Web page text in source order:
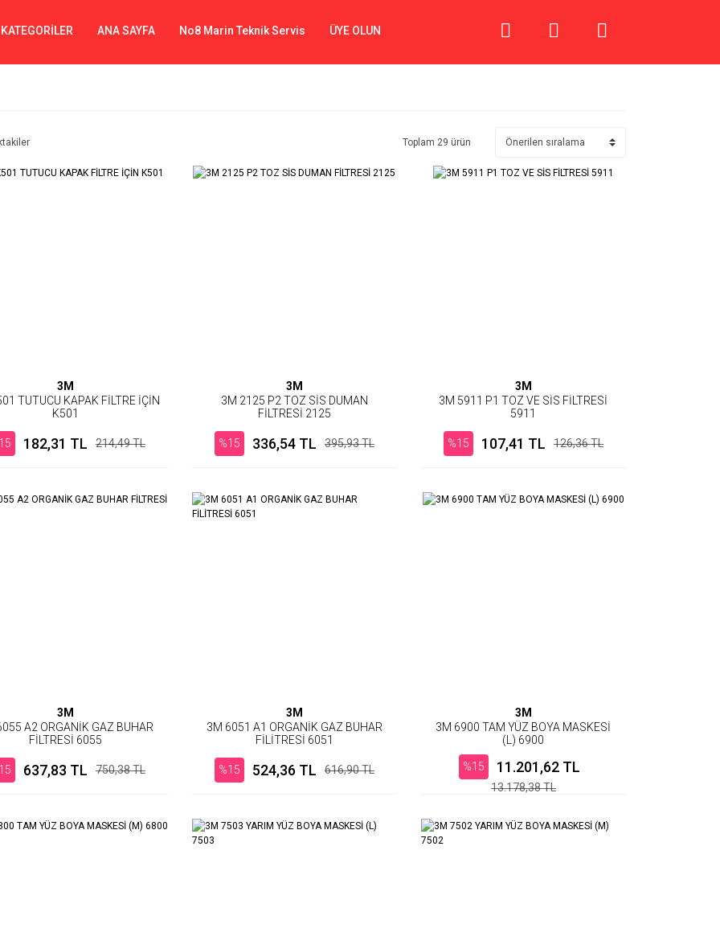
ANA SAYFA No8 Marin Teknik Servis ÜYE OLUN
Toplam 29 ürün
3M
TUTUCU KAPAK FİLTRE İÇİN
K501
182,31 TL 214,49 TL
3M
3M 2125 P2 TOZ SİS DUMAN
FİLTRESİ 2125
%15 336,54 TL 395,93 TL
3M
3M 5911 P1 TOZ VE SİS FİLTRESİ
5911
%15 107,41 TL 126,36 TL
3M
A2 ORGANİK GAZ BUHAR
FİLTRESİ 6055
637,83 TL 750,38 TL
3M
3M 6051 A1 ORGANİK GAZ BUHAR
FİLİTRESİ 6051
%15 524,36 TL 616,90 TL
3M
3M 6900 TAM YÜZ BOYA MASKESİ
(L) 6900
%15 11.201,62 TL
13.178,38 TL